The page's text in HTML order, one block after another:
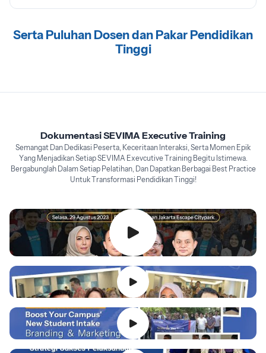
Serta Puluhan Dosen dan Pakar Pendidikan
Tinggi
Dokumentasi SEVIMA Executive Training
Semangat Dan Dedikasi Peserta, Keceritaan Interaksi, Serta Momen Epik
Yang Menjadikan Setiap SEVIMA Exevcutive Training Begitu Istimewa.
Bergabunglah Dalam Setiap Pelatihan, Dan Dapatkan Berbagai Best Practice
Untuk Transformasi Pendidikan Tinggi!